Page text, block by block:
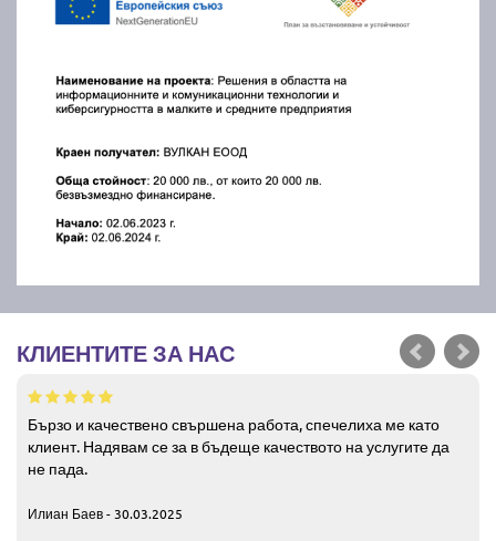
КЛИЕНТИТЕ ЗА НАС
Бързо и качествено свършена работа, спечелиха ме като
клиент. Надявам се за в бъдеще качеството на услугите да
не пада.
Илиан Баев - 30.03.2025